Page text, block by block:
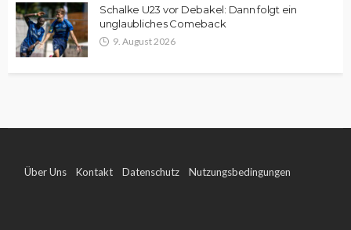
Schalke U23 vor Debakel: Dann folgt ein
unglaubliches Comeback
9. August 2026
Über Uns Kontakt Datenschutz Nutzungsbedingungen